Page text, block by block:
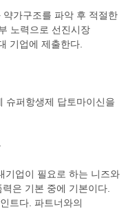
가구조를 파악 후 적절한
노력으로 선진시장
기업에 제출한다.
슈퍼항생제 답토마이신을
기업이 필요로 하는 니즈와
은 기본 중에 기본이다.
트다. 파트너와의